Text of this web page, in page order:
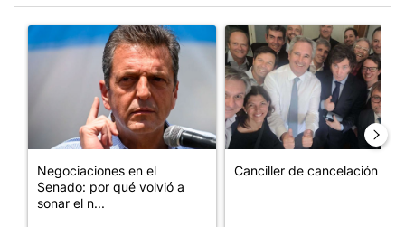
Un artículo de tendencia con el título "Negociaciones en el
Negociaciones en el
Senado: por qué volvió a
sonar el n...
Un artículo de tendencia con
Canciller de cancelación